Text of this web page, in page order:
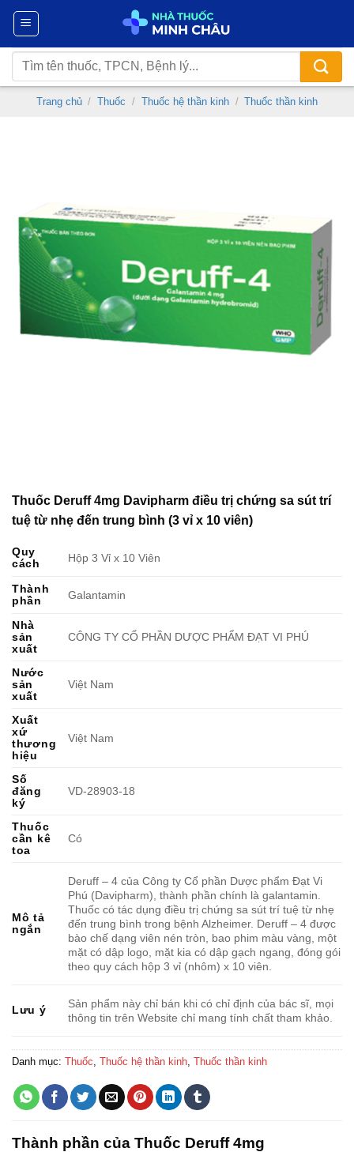
Chuyển
nội
dung
Tìm
kiếm:
Trang chủ / Thuốc / Thuốc hệ thần kinh / Thuốc thần kinh
Thuốc Deruff 4mg Davipharm điều trị chứng sa sút trí
tuệ từ nhẹ đến trung bình (3 vỉ x 10 viên)
Quy
cách
Hộp 3 Vỉ x 10 Viên
Thành
phần
Galantamin
Nhà
sản
xuất
CÔNG TY CỔ PHẦN DƯỢC PHẨM ĐẠT VI PHÚ
Nước
sản
xuất
Việt Nam
Xuất
xứ
thương
hiệu
Việt Nam
Số
đăng
ký
VD-28903-18
Thuốc
cần kê
toa
Có
Mô tả
ngắn
Deruff – 4 của Công ty Cổ phần Dược phẩm Đạt Vi
Phú (Davipharm), thành phần chính là galantamin.
Thuốc có tác dụng điều trị chứng sa sút trí tuệ từ nhẹ
đến trung bình trong bệnh Alzheimer. Deruff – 4 được
bào chế dạng viên nén tròn, bao phim màu vàng, một
mặt có dập logo, mặt kia có dập gạch ngang, đóng gói
theo quy cách hộp 3 vỉ (nhôm) x 10 viên.
Lưu ý
Sản phẩm này chỉ bán khi có chỉ định của bác sĩ, mọi
thông tin trên Website chỉ mang tính chất tham khảo.
Danh mục: Thuốc Thuốc hệ thần kinh Thuốc thần kinh
Thành phần của Thuốc Deruff 4mg